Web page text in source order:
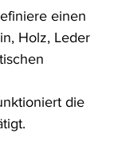
einen
Holz, Leder
die